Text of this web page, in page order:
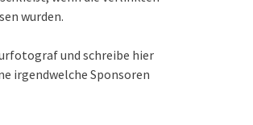
wurden.
und schreibe hier
irgendwelche Sponsoren